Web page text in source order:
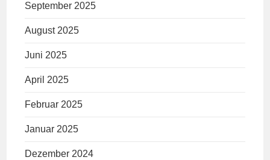
September 2025
August 2025
Juni 2025
April 2025
Februar 2025
Januar 2025
Dezember 2024